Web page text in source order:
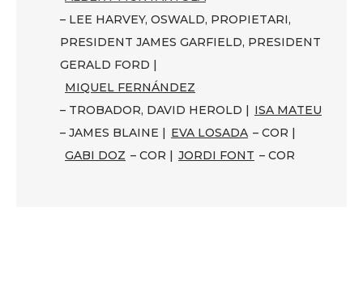
– LEE HARVEY, OSWALD, PROPIETARI,
PRESIDENT JAMES GARFIELD, PRESIDENT
GERALD FORD |
MIQUEL FERNÁNDEZ
– TROBADOR, DAVID HEROLD | ISA MATEU
– JAMES BLAINE | EVA LOSADA – COR |
GABI DOZ – COR | JORDI FONT – COR